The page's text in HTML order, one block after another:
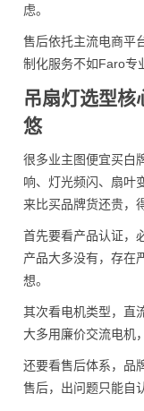
虑。
售后依托主流电商平
制化服务不如Faro专
吊扇灯选型核
悠
很多业主图便宜买
响、灯光频闪、扇叶
来比买品牌货还贵，
首先要看产品认证，
产品大多没有，存在
想。
其次看电机类型，直
大多用廉价交流电机
还要看售后体系，品
售后，出问题只能自